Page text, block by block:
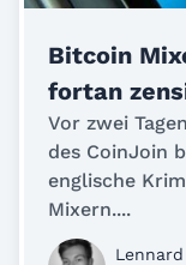
Bitcoin
fortan
Vor zwei
des CoinJoin
englische
Mixern....